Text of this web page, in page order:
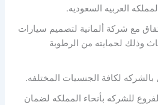
العربيه السعوديه.
مع شركة ألمانية لتصميم سيارات
وذلك لحمايته من الرطوبة
لكافة الجنسيات المختلفه.
للشركه بأنحاء المملكه لضمان